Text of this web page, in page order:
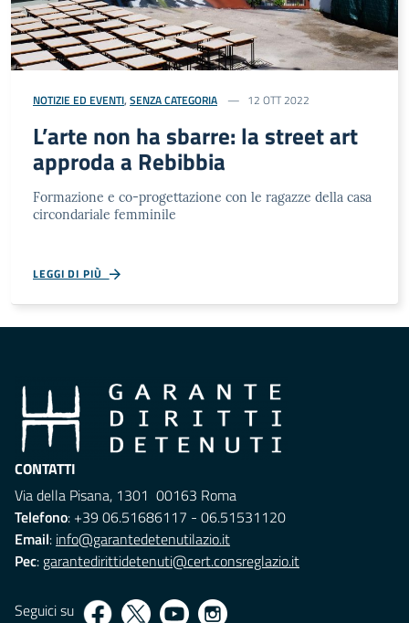
NOTIZIE ED EVENTI, SENZA CATEGORIA 12 OTT 2022
L’arte non ha sbarre: la street art
approda a Rebibbia
Formazione e co-progettazione con le ragazze della casa
circondariale femminile
LEGGI DI PIÙ
CONTATTI
Via della Pisana, 1301 00163 Roma
Telefono: +39 06.51686117 - 06.51531120
Email: info@garantedetenutilazio.it
Pec: garantedirittidetenuti@cert.consreglazio.it
Seguici su